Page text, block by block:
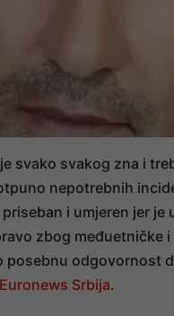
svako svakog zna i
nepotrebnih
i umjeren jer
zbog međuetničke
posebnu odgovornost
Euronews Srbija.